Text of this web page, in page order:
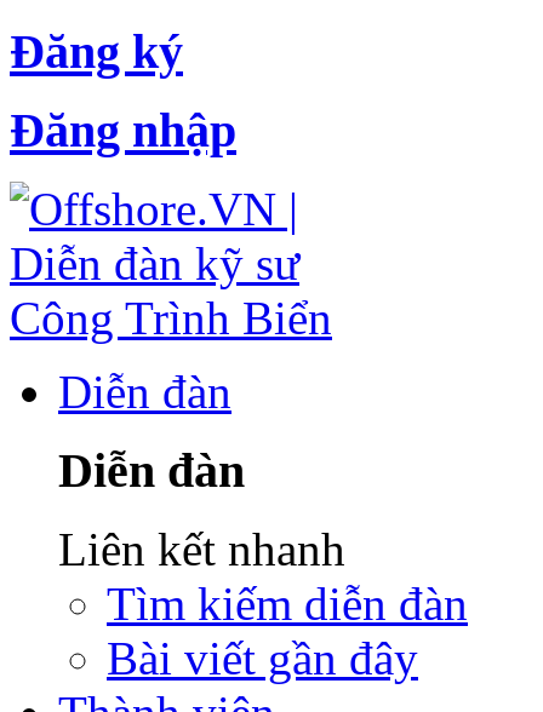
Đăng ký
Đăng nhập
Diễn đàn
Diễn đàn
Liên kết nhanh
Tìm kiếm diễn đàn
Bài viết gần đây